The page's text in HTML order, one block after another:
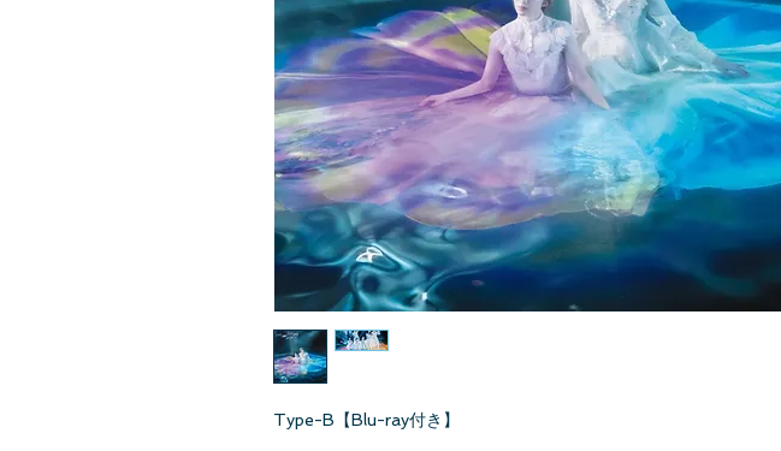
Type-B【Blu-ray付き】